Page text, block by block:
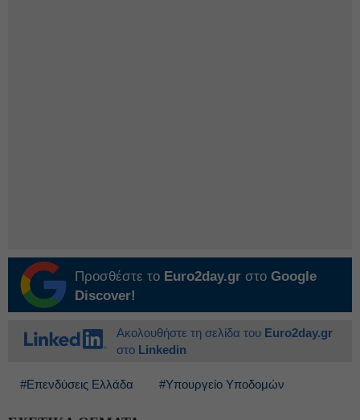
Προσθέστε το Euro2day.gr στο Google
Discover!
Ακολουθήστε τη σελίδα του Euro2day.gr
στο Linkedin
#Επενδύσεις Ελλάδα #Υπουργείο Υποδομών